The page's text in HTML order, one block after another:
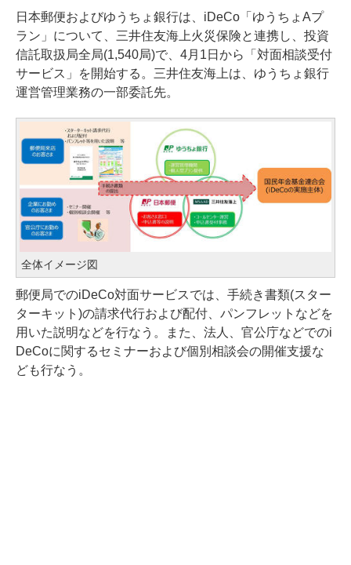
日本郵便およびゆうちょ銀行は、iDeCo「ゆうちょAプ
ラン」について、三井住友海上火災保険と連携し、投資
信託取扱局全局(1,540局)で、4月1日から「対面相談受付
サービス」を開始する。三井住友海上は、ゆうちょ銀行
運営管理業務の一部委託先。
全体イメージ図
郵便局でのiDeCo対面サービスでは、手続き書類(スター
ターキット)の請求代行および配付、パンフレットなどを
用いた説明などを行なう。また、法人、官公庁などでのi
DeCoに関するセミナーおよび個別相談会の開催支援な
ども行なう。